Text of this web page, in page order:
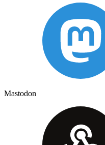
Mastodon